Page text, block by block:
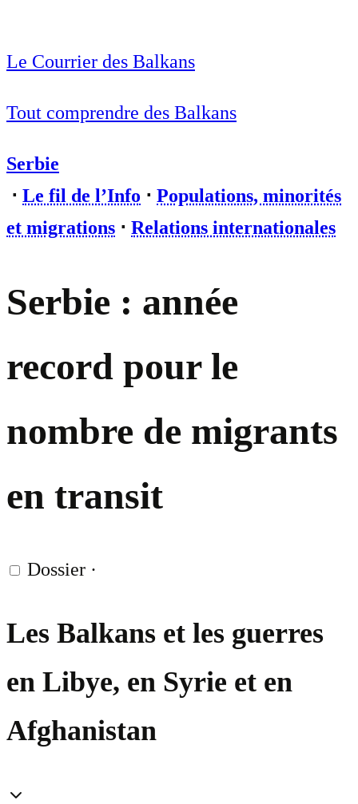
Le Courrier des Balkans
Tout comprendre des Balkans
Serbie
⋅ Le fil de l’Info ⋅ Populations, minorités
et migrations ⋅ Relations internationales
Serbie : année
record pour le
nombre de migrants
en transit
Dossier ·
Les Balkans et les guerres
en Libye, en Syrie et en
Afghanistan